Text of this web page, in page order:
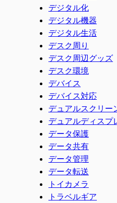
デジタル化
デジタル機器
デジタル生活
デスク周り
デスク周辺グッズ
デスク環境
デバイス
デバイス対応
デュアルスクリー
デュアルディスプ
データ保護
データ共有
データ管理
データ転送
トイカメラ
トラベルギア